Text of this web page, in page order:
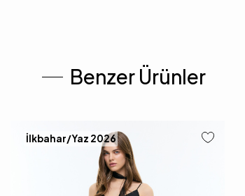
Benzer Ürünler
İlkbahar/Yaz 2026